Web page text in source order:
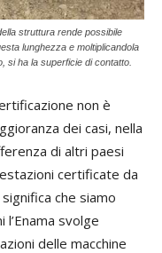
struttura rende possibile
lunghezza e moltiplicandola
si ha la superficie di contatto.
non è
dei casi, nella
di altri paesi
certificate da
che siamo
svolge
delle macchine